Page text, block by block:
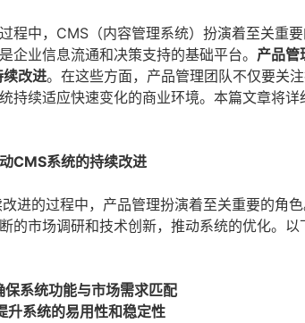
程中，CMS（内容管理系统）扮演着至关重
企业信息流通和决策支持的基础平台。 产品管
改进。在这些方面，产品管理团队不仅要关
持续适应快速变化的商业环境。本篇文章将
CMS系统的持续改进
进的过程中，产品管理扮演着至关重要的角
的市场调研和技术创新，推动系统的优化。
保系统功能与市场需求匹配
升系统的易用性和稳定性